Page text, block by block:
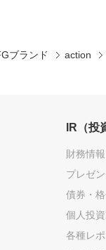
ブランド action
IR（投
財務情報
プレゼ
債券・
個人投
各種レ